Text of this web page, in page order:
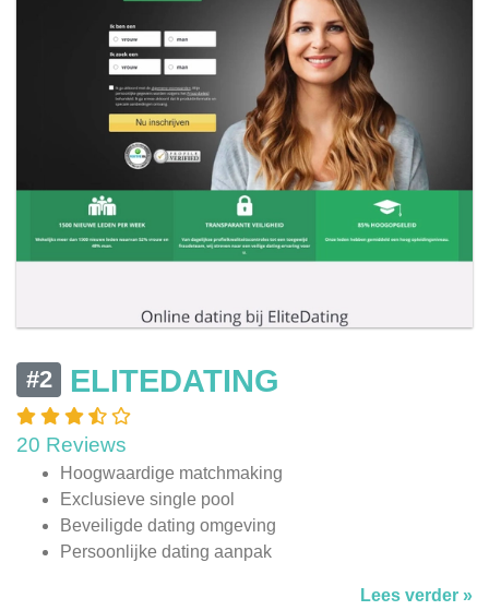
#2 ELITEDATING
20 Reviews
Hoogwaardige matchmaking
Exclusieve single pool
Beveiligde dating omgeving
Persoonlijke dating aanpak
Lees verder »